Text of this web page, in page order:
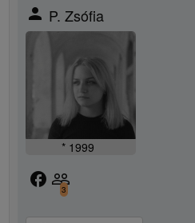
person P. Zsófia
* 1999
facebook people_outline
3